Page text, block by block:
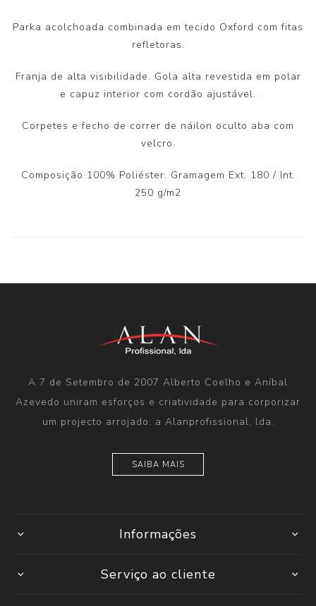
Parka acolchoada combinada em tecido Oxford com fitas
refletoras.
Franja de alta visibilidade. Gola alta revestida em polar
e capuz interior com cordão ajustável.
Corpetes e fecho de correr de náilon oculto aba com
velcro.
Composição 100% Poliéster. Gramagem Ext. 180 / Int.
250 g/m2
A 7 de Setembro de 2007 Alberto Coelho e Aníbal
Azevedo uniram esforços e criatividade para corporizar
um projecto arrojado: a Alanprofissional, lda.
SAIBA MAIS
Informações
Serviço ao cliente